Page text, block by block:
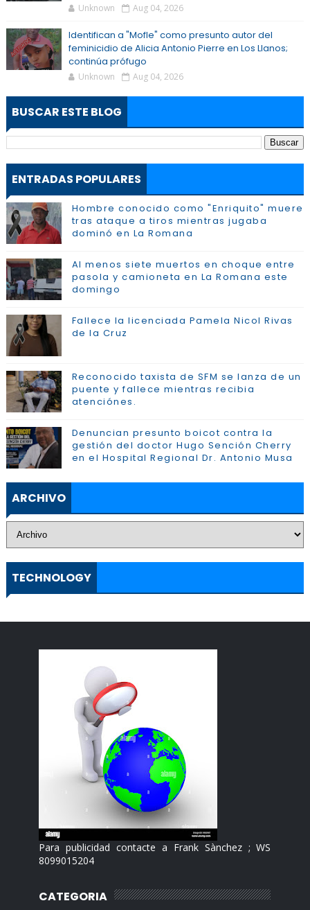
Unknown Aug 04, 2026
Identifican a "Mofle" como presunto autor del
feminicidio de Alicia Antonio Pierre en Los Llanos;
continúa prófugo
Unknown Aug 04, 2026
BUSCAR ESTE BLOG
ENTRADAS POPULARES
Hombre conocido como "Enriquito" muere
tras ataque a tiros mientras jugaba
dominó en La Romana
Al menos siete muertos en choque entre
pasola y camioneta en La Romana este
domingo
Fallece la licenciada Pamela Nicol Rivas
de la Cruz
Reconocido taxista de SFM se lanza de un
puente y fallece mientras recibia
atenciónes.
Denuncian presunto boicot contra la
gestión del doctor Hugo Sención Cherry
en el Hospital Regional Dr. Antonio Musa
ARCHIVO
TECHNOLOGY
Para publicidad contacte a Frank Sànchez ; WS
8099015204
CATEGORIA